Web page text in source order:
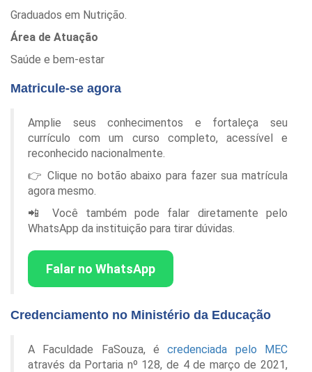
Graduados em Nutrição.
Área de Atuação
Saúde e bem-estar
Matricule-se agora
Amplie seus conhecimentos e fortaleça seu
currículo com um curso completo, acessível e
reconhecido nacionalmente.
👉 Clique no botão abaixo para fazer sua matrícula
agora mesmo.
📲 Você também pode falar diretamente pelo
WhatsApp da instituição para tirar dúvidas.
Falar no WhatsApp
Credenciamento no Ministério da Educação
A Faculdade FaSouza, écredenciada pelo MEC
através da Portaria nº 128, de 4 de março de 2021,